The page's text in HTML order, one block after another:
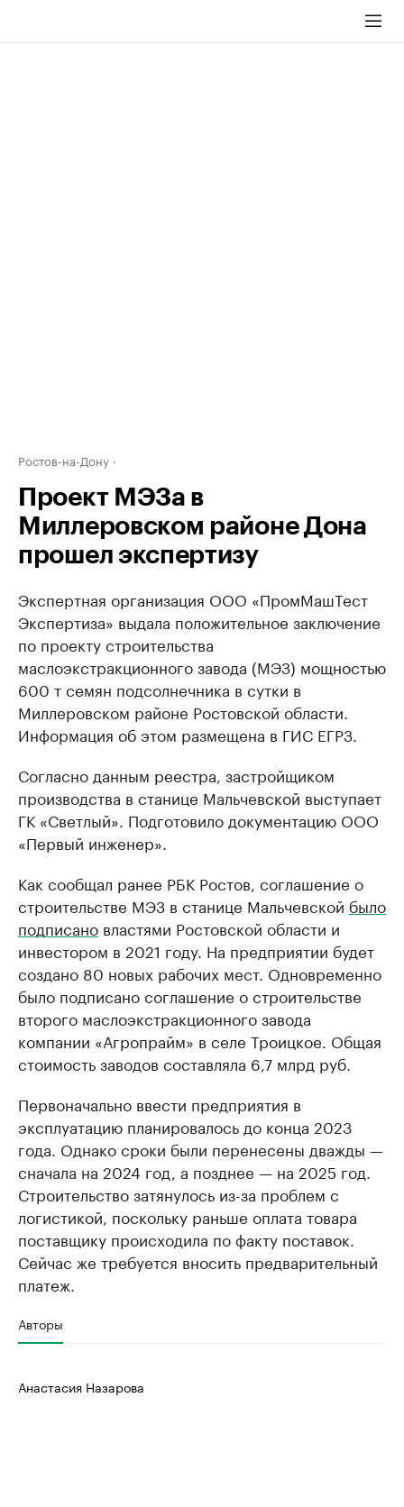
Ростов-на-Дону
Проект МЭЗа в
Миллеровском районе Дона
прошел экспертизу
Экспертная организация ООО «ПромМашТест
Экспертиза» выдала положительное заключение
по проекту строительства
маслоэкстракционного завода (МЭЗ) мощностью
600 т семян подсолнечника в сутки в
Миллеровском районе Ростовской области.
Информация об этом размещена в ГИС ЕГРЗ.
Согласно данным реестра, застройщиком
производства в станице Мальчевской выступает
ГК «Светлый». Подготовило документацию ООО
«Первый инженер».
Как сообщал ранее РБК Ростов, соглашение о
строительстве МЭЗ в станице Мальчевской было
подписано властями Ростовской области и
инвестором в 2021 году. На предприятии будет
создано 80 новых рабочих мест. Одновременно
было подписано соглашение о строительстве
второго маслоэкстракционного завода
компании «Агропрайм» в селе Троицкое. Общая
стоимость заводов составляла 6,7 млрд руб.
Первоначально ввести предприятия в
эксплуатацию планировалось до конца 2023
года. Однако сроки были перенесены дважды —
сначала на 2024 год, а позднее — на 2025 год.
Строительство затянулось из-за проблем с
логистикой, поскольку раньше оплата товара
поставщику происходила по факту поставок.
Сейчас же требуется вносить предварительный
платеж.
Авторы
Анастасия Назарова